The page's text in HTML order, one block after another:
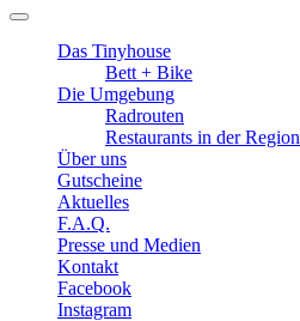
Das Tinyhouse
Bett + Bike
Die Umgebung
Radrouten
Restaurants in der Region
Über uns
Gutscheine
Aktuelles
F.A.Q.
Presse und Medien
Kontakt
Facebook
Instagram